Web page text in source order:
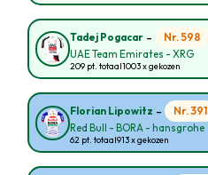
Tadej Pogacar - Nr. 598
UAE Team Emirates - XRG
209 pt. totaal1003 x gekozen
Florian Lipowitz - Nr. 391
Red Bull - BORA - hansgrohe
62 pt. totaal913 x gekozen